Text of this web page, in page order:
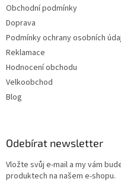
Obchodní podmínky
Doprava
Podmínky ochrany osobních
Reklamace
Hodnocení obchodu
Velkoobchod
Blog
Odebírat newsletter
Vložte svůj e-mail a my vám
produktech na našem e-shopu.